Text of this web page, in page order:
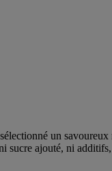
un
ajouté, ni